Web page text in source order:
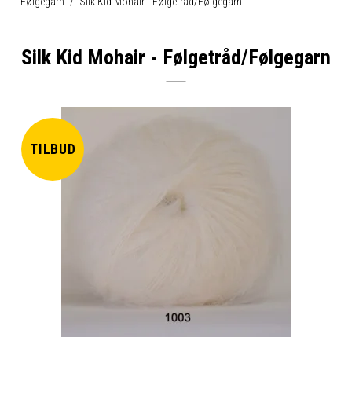
Silk Kid Mohair - Følgetråd/Følgegarn
TILBUD